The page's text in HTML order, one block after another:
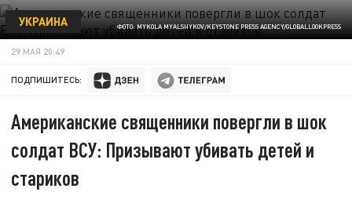
ФОТО: MYKOLA MYALSHYKOV/KEYSTONE PRESS AGENCY/GLOBALLOOKPRESS
УКРАИНА
29 МАЯ 20:49
ПОДПИШИТЕСЬ:
Американские священники повергли в шок
солдат ВСУ: Призывают убивать детей и
стариков